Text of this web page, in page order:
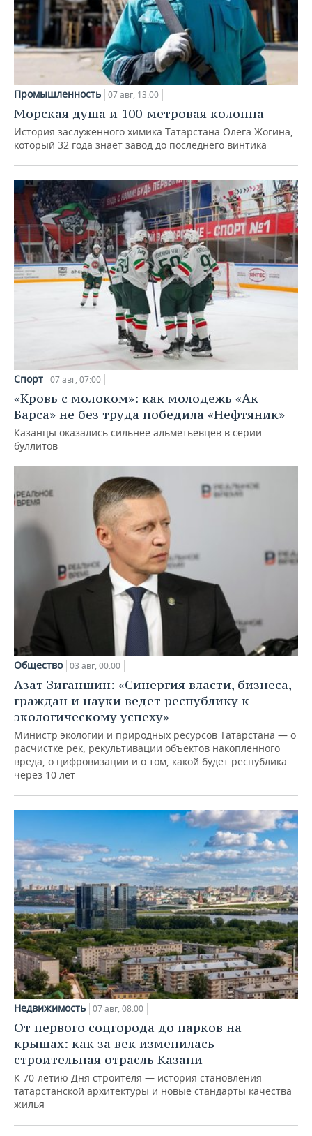
Промышленность 07 авг, 13:00
Морская душа и 100-метровая колонна
История заслуженного химика Татарстана Олега Жогина,
который 32 года знает завод до последнего винтика
Спорт 07 авг, 07:00
«Кровь с молоком»: как молодежь «Ак
Барса» не без труда победила «Нефтяник»
Казанцы оказались сильнее альметьевцев в серии
буллитов
Общество 03 авг, 00:00
Азат Зиганшин: «Синергия власти, бизнеса,
граждан и науки ведет республику к
экологическому успеху»
Министр экологии и природных ресурсов Татарстана — о
расчистке рек, рекультивации объектов накопленного
вреда, о цифровизации и о том, какой будет республика
через 10 лет
Недвижимость 07 авг, 08:00
От первого соцгорода до парков на
крышах: как за век изменилась
строительная отрасль Казани
К 70-летию Дня строителя — история становления
татарстанской архитектуры и новые стандарты качества
жилья